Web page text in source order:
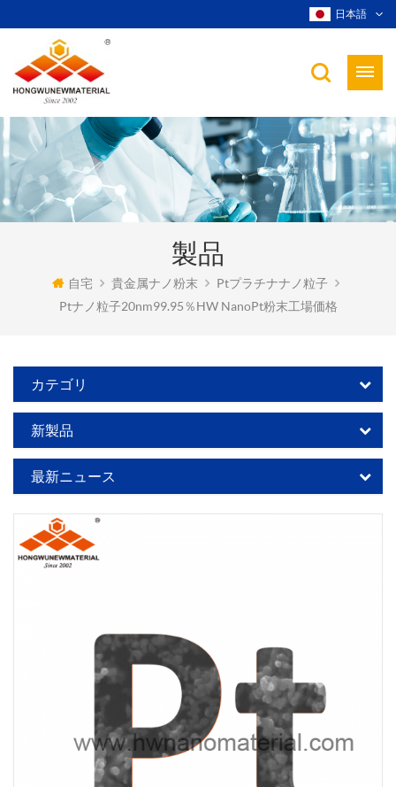
日本語
製品
自宅 貴金属ナノ粉末
Ptプラチナナノ粒子
Ptナノ粒子20nm99.95％HW NanoPt粉末工場価格
カテゴリ
新製品
最新ニュース